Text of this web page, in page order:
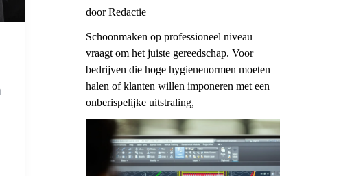
door Redactie
Schoonmaken op professioneel niveau
vraagt om het juiste gereedschap. Voor
bedrijven die hoge hygienenormen moeten
halen of klanten willen imponeren met een
onberispelijke uitstraling,